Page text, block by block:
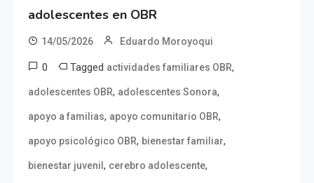
adolescentes en OBR
14/05/2026 Eduardo Moroyoqui
0 Tagged actividades familiares OBR,
adolescentes OBR, adolescentes Sonora,
apoyo a familias, apoyo comunitario OBR,
apoyo psicológico OBR, bienestar familiar,
bienestar juvenil , cerebro adolescente,